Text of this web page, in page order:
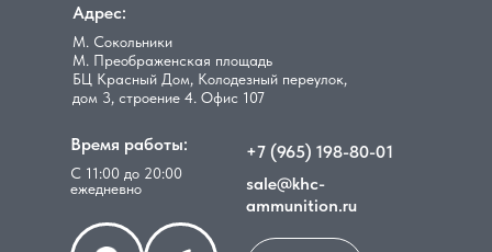
Адрес:
М. Сокольники
М. Преображенская площадь
БЦ Красный Дом, Колодезный переулок,
дом 3, строение 4. Офис 107
Время работы:
С 11:00 до 20:00
ежедневно
+7 (965) 198-80-01
sale@khc-
ammunition.ru